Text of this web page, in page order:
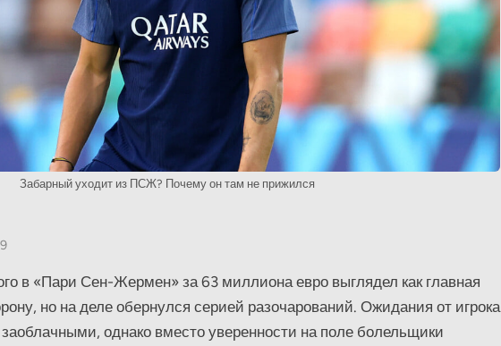
Забарный уходит из ПСЖ? Почему он там не прижился
в «Пари Сен-Жермен» за 63 миллиона евро выглядел как главная
но на деле обернулся серией разочарований. Ожидания от игрока
однако вместо уверенности на поле болельщики